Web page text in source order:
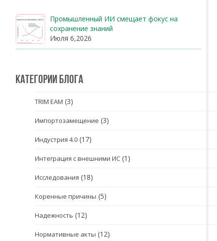
Промышленный ИИ смещает фокус на
сохранение знаний
Июля 6,2026
Категории блога
TRIM EAM (3)
Импортозамещение (3)
Индустрия 4.0 (17)
Интеграция с внешними ИС (1)
Исследования (18)
Коренные причины (5)
Надежность (12)
Нормативные акты (12)